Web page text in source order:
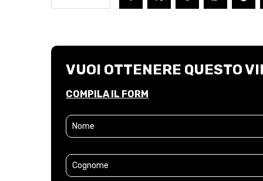
VUOI OTTENERE QUESTO
COMPILA IL FORM